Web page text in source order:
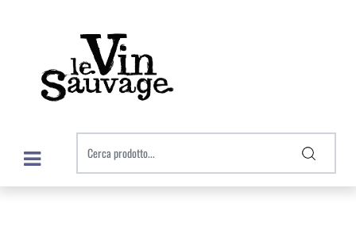
Open menu